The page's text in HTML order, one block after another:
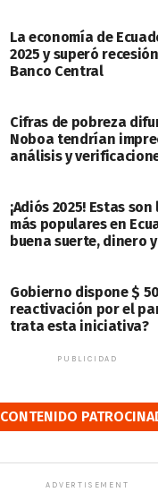
La economía de
2025 y superó
Banco Central
Cifras de pobreza
Noboa tendrían
análisis y
¡Adiós 2025! Estas
más populares en
buena suerte, dinero
Gobierno dispone $
reactivación por el
trata esta iniciativa?
PUBLICIDAD
CONTENIDO
ADVERTISEMENT